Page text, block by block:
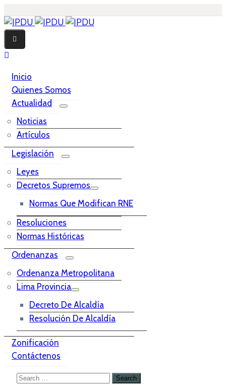
Inicio
Quienes Somos
Actualidad
Noticias
Artículos
Legislación
Leyes
Decretos Supremos
Normas Que Modifican RNE
Resoluciones
Normas Históricas
Ordenanzas
Ordenanza Metropolitana
Lima Provincia
Decreto De Alcaldía
Resolución De Alcaldía
Zonificación
Contáctenos